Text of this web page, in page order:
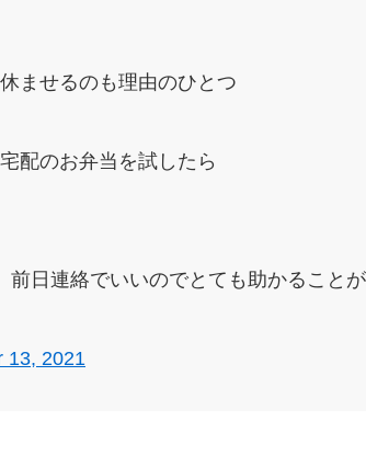
ませるのも理由のひとつ
配のお弁当を試したら
日連絡でいいのでとても助かること
13, 2021